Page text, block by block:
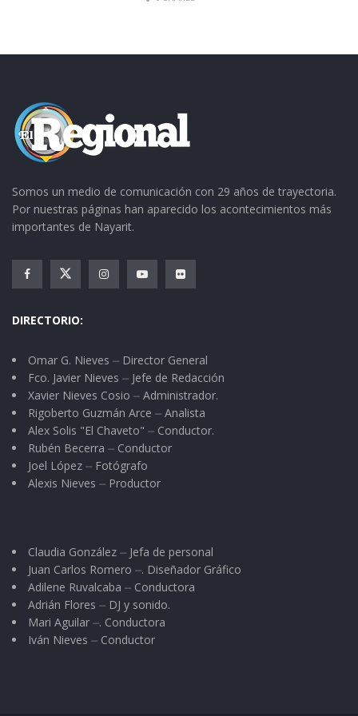
Somos un medio de comunicación con 29 años de trayectoria.
Por nuestras páginas han aparecido los acontecimientos más
importantes de Nayarit.
DIRECTORIO:
Omar G. Nieves ⏤ Director General
Fco. Javier Nieves ⏤ Jefe de Redacción
Xavier Nieves Cosio ⏤ Administrador.
Rigoberto Guzmán Arce ⏤ Analista
Alex Solis "El Chaveto" ⏤ Conductor.
Rubén Becerra ⏤ Conductor
Joel López ⏤ Fotógrafo
Alexis Nieves ⏤ Productor
Claudia González ⏤ Jefa de personal
Juan Carlos Romero ⏤. Diseñador Gráfico
Adilene Ruvalcaba ⏤ Conductora
Adrián Flores ⏤ DJ y sonido.
Mari Aguilar ⏤. Conductora
Iván Nieves ⏤ Conductor